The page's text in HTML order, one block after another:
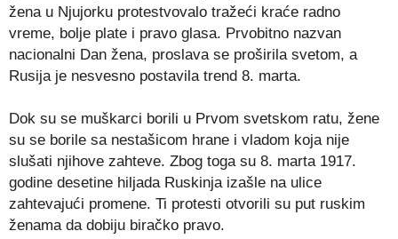
žena u Njujorku protestvovalo tražeći kraće radno
vreme, bolje plate i pravo glasa. Prvobitno nazvan
nacionalni Dan žena, proslava se proširila svetom, a
Rusija je nesvesno postavila trend 8. marta.
Dok su se muškarci borili u Prvom svetskom ratu, žene
su se borile sa nestašicom hrane i vladom koja nije
slušati njihove zahteve. Zbog toga su 8. marta 1917.
godine desetine hiljada Ruskinja izašle na ulice
zahtevajući promene. Ti protesti otvorili su put ruskim
ženama da dobiju biračko pravo.